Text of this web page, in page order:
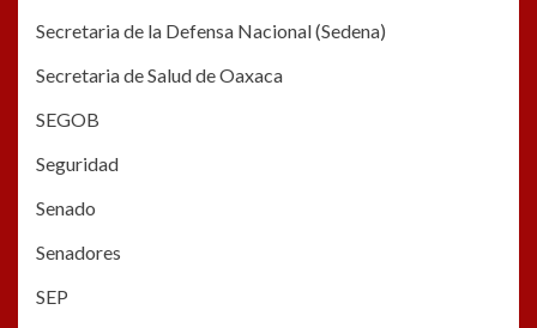
Secretaria de la Defensa Nacional (Sedena)
Secretaria de Salud de Oaxaca
SEGOB
Seguridad
Senado
Senadores
SEP